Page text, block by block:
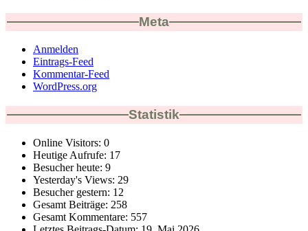
Meta
Anmelden
Eintrags-Feed
Kommentar-Feed
WordPress.org
Statistik
Online Visitors: 0
Heutige Aufrufe: 17
Besucher heute: 9
Yesterday's Views: 29
Besucher gestern: 12
Gesamt Beiträge: 258
Gesamt Kommentare: 557